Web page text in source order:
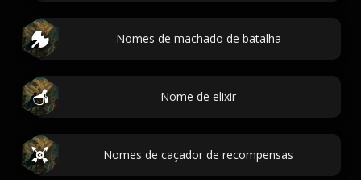
Nomes de machado de batalha
Nome de elixir
Nomes de caçador de recompensas